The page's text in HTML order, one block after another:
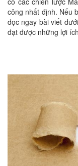
công nhất định. Nếu
đọc ngay bài viết
đạt được những lợi